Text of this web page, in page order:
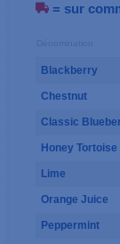
= sur
Blackberry
Chestnut
Classic
Honey Tortoise
Lime
Orange Juice
Peppermint